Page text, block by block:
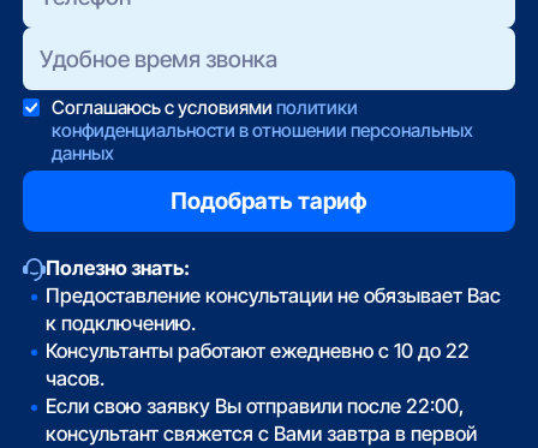
Соглашаюсь с условиями политики
конфиденциальности в отношении персональных
данных
Полезно знать:
Предоставление консультации не обязывает Вас
к подключению.
Консультанты работают ежедневно с 10 до 22
часов.
Если свою заявку Вы отправили после 22:00,
консультант свяжется с Вами завтра в первой